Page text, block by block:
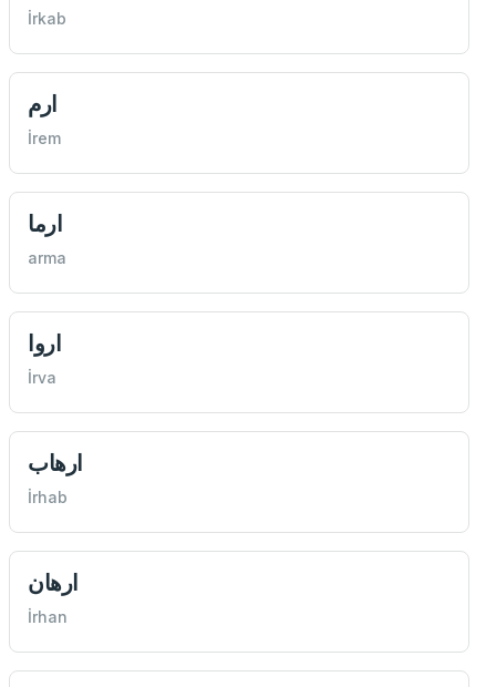
İrkab
ارم
İrem
ارما
arma
اروا
İrva
ارهاب
İrhab
ارهان
İrhan